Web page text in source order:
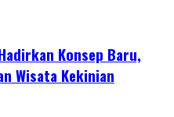
Konsep Baru,
Wisata Kekinian